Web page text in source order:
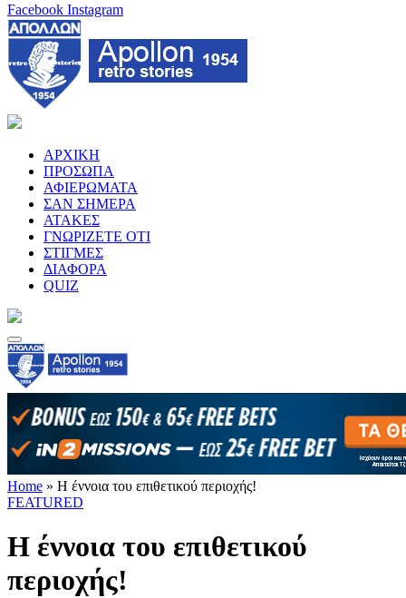
Facebook Instagram
ΑΡΧΙΚΗ
ΠΡΟΣΩΠΑ
ΑΦΙΕΡΩΜΑΤΑ
ΣΑΝ ΣΗΜΕΡΑ
ΑΤΑΚΕΣ
ΓΝΩΡΙΖΕΤΕ ΟΤΙ
ΣΤΙΓΜΕΣ
ΔΙΑΦΟΡΑ
QUIZ
Home » Η έννοια του επιθετικού περιοχής!
FEATURED
Η έννοια του επιθετικού
περιοχής!